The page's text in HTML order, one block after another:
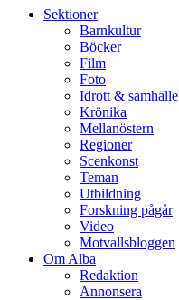
Sektioner
Barnkultur
Böcker
Film
Foto
Idrott & samhälle
Krönika
Mellanöstern
Regioner
Scenkonst
Teman
Utbildning
Forskning pågår
Video
Motvallsbloggen
Om Alba
Redaktion
Annonsera